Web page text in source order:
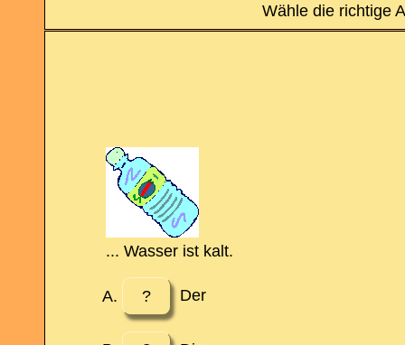
Wähle die richtige
... Wasser ist kalt.
? Der